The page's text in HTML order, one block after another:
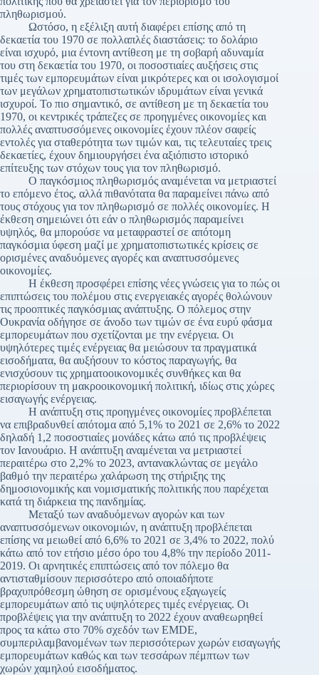
πληθωρισμού.
Ωστόσο, η εξέλιξη αυτή διαφέρει επίσης από τη
δεκαετία του 1970 σε πολλαπλές διαστάσεις: το δολάριο
είναι ισχυρό, μια έντονη αντίθεση με τη σοβαρή αδυναμία
του στη δεκαετία του 1970, οι ποσοστιαίες αυξήσεις στις
τιμές των εμπορευμάτων είναι μικρότερες και οι ισολογισμοί
των μεγάλων χρηματοπιστωτικών ιδρυμάτων είναι γενικά
ισχυροί. Το πιο σημαντικό, σε αντίθεση με τη δεκαετία του
1970, οι κεντρικές τράπεζες σε προηγμένες οικονομίες και
πολλές αναπτυσσόμενες οικονομίες έχουν πλέον σαφείς
εντολές για σταθερότητα των τιμών και, τις τελευταίες τρεις
δεκαετίες, έχουν δημιουργήσει ένα αξιόπιστο ιστορικό
επίτευξης των στόχων τους για τον πληθωρισμό.
Ο παγκόσμιος πληθωρισμός αναμένεται να μετριαστεί
το επόμενο έτος, αλλά πιθανότατα θα παραμείνει πάνω από
τους στόχους για τον πληθωρισμό σε πολλές οικονομίες. Η
έκθεση σημειώνει ότι εάν ο πληθωρισμός παραμείνει
υψηλός, θα μπορούσε να μεταφραστεί σε απότομη
παγκόσμια ύφεση μαζί με χρηματοπιστωτικές κρίσεις σε
ορισμένες αναδυόμενες αγορές και αναπτυσσόμενες
οικονομίες.
Η έκθεση προσφέρει επίσης νέες γνώσεις για το πώς οι
επιπτώσεις του πολέμου στις ενεργειακές αγορές θολώνουν
τις προοπτικές παγκόσμιας ανάπτυξης. Ο πόλεμος στην
Ουκρανία οδήγησε σε άνοδο των τιμών σε ένα ευρύ φάσμα
εμπορευμάτων που σχετίζονται με την ενέργεια. Οι
υψηλότερες τιμές ενέργειας θα μειώσουν τα πραγματικά
εισοδήματα, θα αυξήσουν το κόστος παραγωγής, θα
ενισχύσουν τις χρηματοοικονομικές συνθήκες και θα
περιορίσουν τη μακροοικονομική πολιτική, ιδίως στις χώρες
εισαγωγής ενέργειας.
Η ανάπτυξη στις προηγμένες οικονομίες προβλέπεται
να επιβραδυνθεί απότομα από 5,1% το 2021 σε 2,6% το 2022
δηλαδή 1,2 ποσοστιαίες μονάδες κάτω από τις προβλέψεις
τον Ιανουάριο. Η ανάπτυξη αναμένεται να μετριαστεί
περαιτέρω στο 2,2% το 2023, αντανακλώντας σε μεγάλο
βαθμό την περαιτέρω χαλάρωση της στήριξης της
δημοσιονομικής και νομισματικής πολιτικής που παρέχεται
κατά τη διάρκεια της πανδημίας.
Μεταξύ των αναδυόμενων αγορών και των
αναπτυσσόμενων οικονομιών, η ανάπτυξη προβλέπεται
επίσης να μειωθεί από 6,6% το 2021 σε 3,4% το 2022, πολύ
κάτω από τον ετήσιο μέσο όρο του 4,8% την περίοδο 2011-
2019. Οι αρνητικές επιπτώσεις από τον πόλεμο θα
αντισταθμίσουν περισσότερο από οποιαδήποτε
βραχυπρόθεσμη ώθηση σε ορισμένους εξαγωγείς
εμπορευμάτων από τις υψηλότερες τιμές ενέργειας. Οι
προβλέψεις για την ανάπτυξη το 2022 έχουν αναθεωρηθεί
προς τα κάτω στο 70% σχεδόν των EMDE,
συμπεριλαμβανομένων των περισσότερων χωρών εισαγωγής
εμπορευμάτων καθώς και των τεσσάρων πέμπτων των
χωρών χαμηλού εισοδήματος.